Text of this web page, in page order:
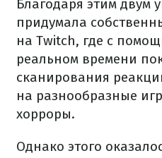
Благодаря этим двум
придумала
на Twitch, где с
реальном времени
сканирования
на разнообразные
хорроры.
Однако этого